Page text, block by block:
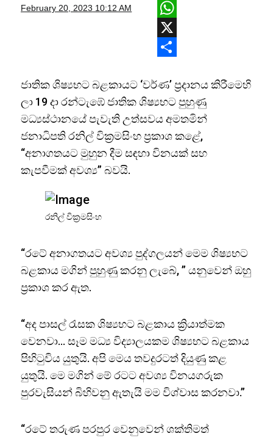
February 20, 2023 10:12 AM
Facebook
WhatsApp
X
ජාතික ශිෂ්‍යභට බළකායට ‘වර්ණ’ ප්‍රදානය කිරීමෙහි
ලා 19 දා රන්ටැඹේ ජාතික ශිෂ්‍යභට පුහුණු
මධ්‍යස්ථානයේ පැවැති උත්සවය අමතමින්
ජනාධිපති රනිල් වික්‍රමසිංහ ප්‍රකාශ කළේ,
“අනාගතයට මුහුන දීම සඳහා විනයක් සහ
කැපවීමක් අවශ්‍ය” බවයි.
රනිල් වික්‍රමසිංහ
“රටේ අනාගතයට අවශ්‍ය පුද්ගලයන් මෙම ශිෂ්‍යභට
බළකාය මගින් පුහුණු කරනු ලැබේ, ” යනුවෙන් ඔහු
ප්‍රකාශ කර ඇත.
“අද පාසල් රැසක ශිෂ්‍යභට බළකාය ක්‍රියාත්මක
වෙනවා… සෑම මධ්‍ය විද්‍යාලයකම ශිෂ්‍යභට බළකාය
පිහිටුවිය යුතුයි. අපි මෙය තවදුරටත් දියුණු කළ
යුතුයි. මෙ මගින් මේ රටට අවශ්‍ය විනයගරුක
පුරවැසියන් බිහිවනු ඇතැයි මම විශ්වාස කරනවා.”
“රටේ තරුණ පරපුර වෙනුවෙන් ශක්තිමත්